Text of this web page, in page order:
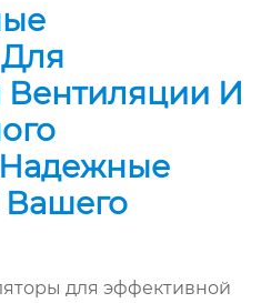
И
для эффективной